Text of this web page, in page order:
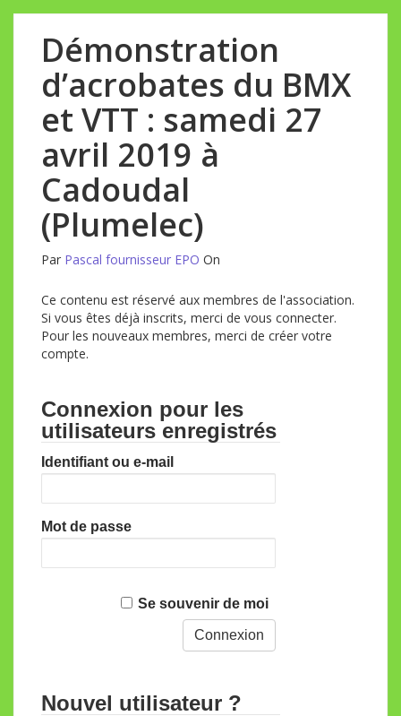
Démonstration
d’acrobates du BMX
et VTT : samedi 27
avril 2019 à
Cadoudal
(Plumelec)
Par Pascal fournisseur EPO On
Ce contenu est réservé aux membres de l'association.
Si vous êtes déjà inscrits, merci de vous connecter.
Pour les nouveaux membres, merci de créer votre
compte.
Connexion pour les
utilisateurs enregistrés
Identifiant ou e-mail
Mot de passe
Se souvenir de moi
Nouvel utilisateur ?